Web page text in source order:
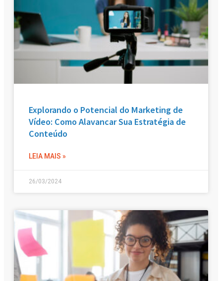
Explorando o Potencial do Marketing de
Vídeo: Como Alavancar Sua Estratégia de
Conteúdo
LEIA MAIS »
26/03/2024